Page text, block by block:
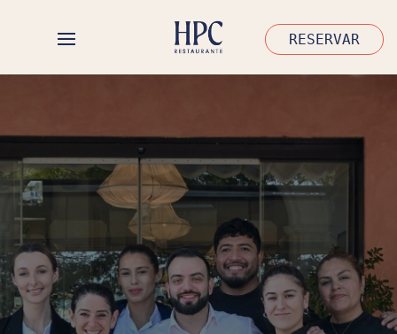
RESERVAR